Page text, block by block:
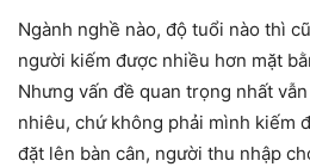
Ngành nghề nào, độ tuổi nào thì
người kiếm được nhiều hơn mặt
Nhưng vấn đề quan trọng nhất
nhiêu, chứ không phải mình kiếm
đặt lên bàn cân, người thu nhập